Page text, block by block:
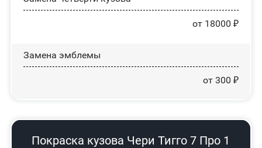
от 18000 ₽
Замена эмблемы
от 300 ₽
Покраска кузова Чери Тигго 7 Про 1